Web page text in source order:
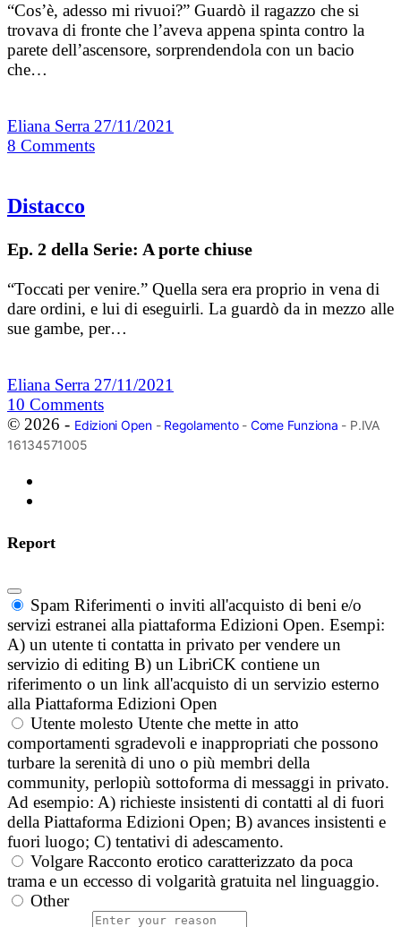
“Cos’è, adesso mi rivuoi?” Guardò il ragazzo che si
trovava di fronte che l’aveva appena spinta contro la
parete dell’ascensore, sorprendendola con un bacio
che…
Eliana Serra 27/11/2021
8 Comments
Distacco
Ep. 2 della Serie: A porte chiuse
“Toccati per venire.” Quella sera era proprio in vena di
dare ordini, e lui di eseguirli. La guardò da in mezzo alle
sue gambe, per…
Eliana Serra 27/11/2021
10 Comments
© 2026 - Edizioni Open- Regolamento- Come Funziona - P.IVA
16134571005
Report
Spam Riferimenti o inviti all'acquisto di beni e/o
servizi estranei alla piattaforma Edizioni Open. Esempi:
A) un utente ti contatta in privato per vendere un
servizio di editing B) un LibriCK contiene un
riferimento o un link all'acquisto di un servizio esterno
alla Piattaforma Edizioni Open
Utente molesto Utente che mette in atto
comportamenti sgradevoli e inappropriati che possono
turbare la serenità di uno o più membri della
community, perlopiù sottoforma di messaggi in privato.
Ad esempio: A) richieste insistenti di contatti al di fuori
della Piattaforma Edizioni Open; B) avances insistenti e
fuori luogo; C) tentativi di adescamento.
Volgare Racconto erotico caratterizzato da poca
trama e un eccesso di volgarità gratuita nel linguaggio.
Other